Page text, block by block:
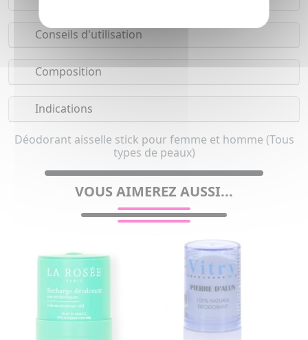
Conseils d'utilisation
Composition
Indications
Déodorant aisselle stick pour femme et homme (Tous
types de peaux)
VOUS AIMEREZ AUSSI...